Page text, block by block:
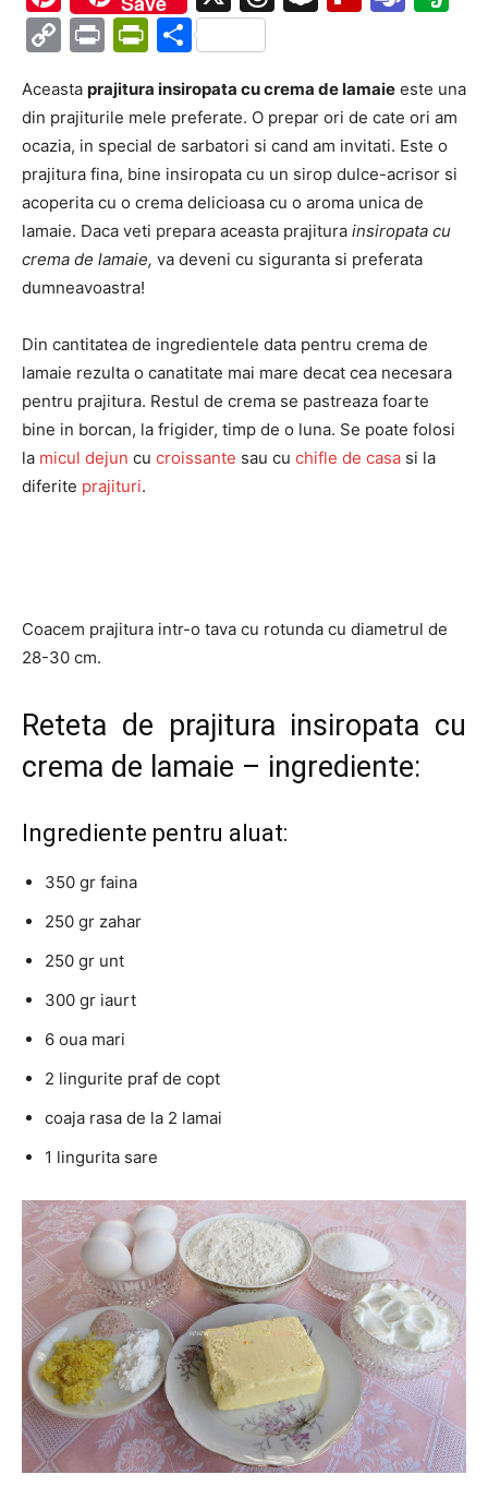
CopyPrintPrintFriendly
Partajează
Aceasta prajitura insiropata cu crema de lamaie este una
din prajiturile mele preferate. O prepar ori de cate ori am
ocazia, in special de sarbatori si cand am invitati. Este o
prajitura fina, bine insiropata cu un sirop dulce-acrisor si
acoperita cu o crema delicioasa cu o aroma unica de
lamaie. Daca veti prepara aceasta prajitura insiropata cu
crema de lamaie, va deveni cu siguranta si preferata
dumneavoastra!
Din cantitatea de ingredientele data pentru crema de
lamaie rezulta o canatitate mai mare decat cea necesara
pentru prajitura. Restul de crema se pastreaza foarte
bine in borcan, la frigider, timp de o luna. Se poate folosi
la micul dejun cu croissante sau cu chifle de casa si la
diferite prajituri.
Coacem prajitura intr-o tava cu rotunda cu diametrul de
28-30 cm.
Reteta de prajitura insiropata cu
crema de lamaie – ingrediente:
Ingrediente pentru aluat:
350 gr faina
250 gr zahar
250 gr unt
300 gr iaurt
6 oua mari
2 lingurite praf de copt
coaja rasa de la 2 lamai
1 lingurita sare